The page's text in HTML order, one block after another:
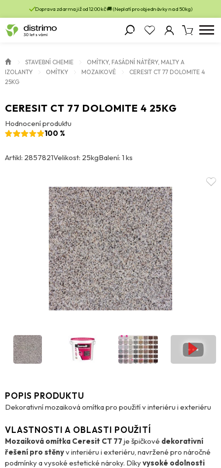
Doprava zdarma již od 1200 kč 🚚 (Neplatí pro objednávky nad 50kg)
STAVEBNÍ CHEMIE
OMÍTKY, FASÁDNÍ NÁTĚRY, MALTY A
IZOLANTY
OMÍTKY MOZAIKOVÉ
CERESIT CT 77 DOLOMITE 4
25KG
CERESIT CT 77 DOLOMITE 4 25KG
Hodnocení produktu
100 %
Artikl: 2857821Velikost: 25kgBalení: 1 ks
POPIS PRODUKTU
Dekorativní mozaiková omítka pro použití v interiéru i exteriéru
VLASTNOSTI A OBLASTI POUŽITÍ
Mozaiková omítka Ceresit CT 77 je špičkové dekorativní
řešení pro stěnyv interiéru i exteriéru, navržené pro náročné
podmínky a vysoké estetické nároky. Díkyvysoké odolnosti